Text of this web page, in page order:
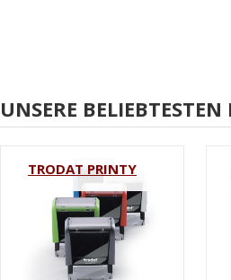
UNSERE
TRODAT PRINTY